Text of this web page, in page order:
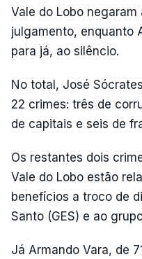
Vale do Lobo
julgamento, enquanto
para já, ao silêncio.
No total, José
22 crimes: três de
de capitais e seis de
Os restantes dois
Vale do Lobo estão
benefícios a troco de
Santo (GES) e ao
Já Armando Vara, de